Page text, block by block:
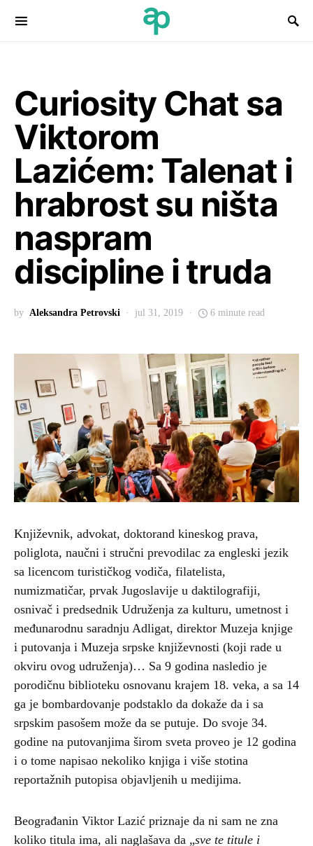
Search for:
Curiosity Chat sa
Viktorom
Lazićem: Talenat i
hrabrost su ništa
naspram
discipline i truda
by Aleksandra Petrovski jul 31, 2019 6 minute read
Književnik, advokat, doktorand kineskog prava,
poliglota, naučni i stručni prevodilac za engleski jezik
sa licencom turističkog vodiča, filatelista,
numizmatičar, prvak Jugoslavije u daktilografiji,
osnivač i predsednik Udruženja za kulturu, umetnost i
međunarodnu saradnju Adligat, direktor Muzeja knjige
i putovanja i Muzeja srpske književnosti (koji rade u
okviru ovog udruženja)… Sa 9 godina nasledio je
porodičnu biblioteku osnovanu krajem 18. veka, a sa 14
ga je bombardovanje podstaklo da dokaže da i sa
srpskim pasošem može da se putuje. Do svoje 34.
godine na putovanjima širom sveta proveo je 12 godina
i o tome napisao nekoliko knjiga i više stotina
reportažnih putopisa objavljenih u medijima.
Beograđanin Viktor Lazić priznaje da ni sam ne zna
koliko titula ima, ali naglašava da „sve te titule i